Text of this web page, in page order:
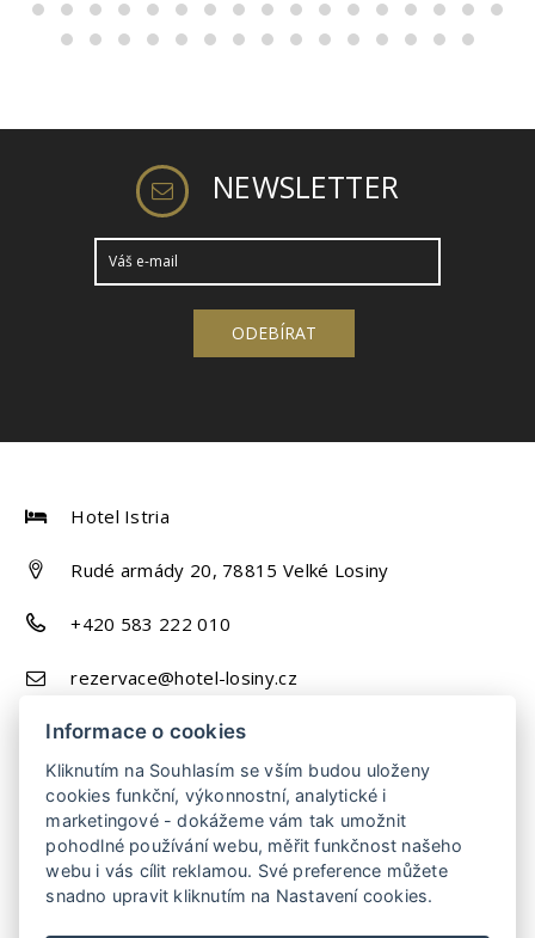
NEWSLETTER
Hotel Istria
Rudé armády 20, 78815 Velké Losiny
+420 583 222 010
rezervace@hotel-losiny.cz
Informace o cookies
Kliknutím na Souhlasím se vším budou uloženy
cookies funkční, výkonnostní, analytické i
marketingové - dokážeme vám tak umožnit
pohodlné používání webu, měřit funkčnost našeho
webu i vás cílit reklamou. Své preference můžete
snadno upravit kliknutím na Nastavení cookies.